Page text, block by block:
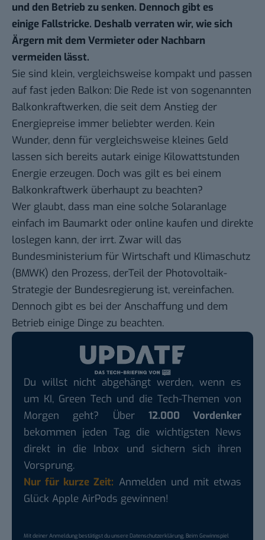
und den Betrieb zu senken. Dennoch gibt es
einige Fallstricke. Deshalb verraten wir, wie sich
Ärgern mit dem Vermieter oder Nachbarn
vermeiden lässt.
Sie sind klein, vergleichsweise kompakt und passen
auf fast jeden Balkon: Die Rede ist von sogenannten
Balkonkraftwerken, die seit dem Anstieg der
Energiepreise immer beliebter werden. Kein
Wunder, denn für vergleichsweise kleines Geld
lassen sich bereits autark einige Kilowattstunden
Energie erzeugen. Doch was gilt es bei einem
Balkonkraftwerk überhaupt zu beachten?
Wer glaubt, dass man eine solche Solaranlage
einfach im Baumarkt oder online kaufen und direkte
loslegen kann, der irrt. Zwar will das
Bundesministerium für Wirtschaft und Klimaschutz
(BMWK) den Prozess, derTeil der Photovoltaik-
Strategie der Bundesregierung ist, vereinfachen.
Dennoch gibt es bei der Anschaffung und dem
Betrieb einige Dinge zu beachten.
Du willst nicht abgehängt werden, wenn es
um KI, Green Tech und die Tech-Themen von
Morgen geht? Über 12.000 Vordenker
bekommen jeden Tag die wichtigsten News
direkt in die Inbox und sichern sich ihren
Vorsprung.
Nur für kurze Zeit: Anmelden und mit etwas
Glück Apple AirPods gewinnen!
Mit deiner Anmeldung bestätigst du unsereDatenschutzerklärung. Beim Gewinnspiel